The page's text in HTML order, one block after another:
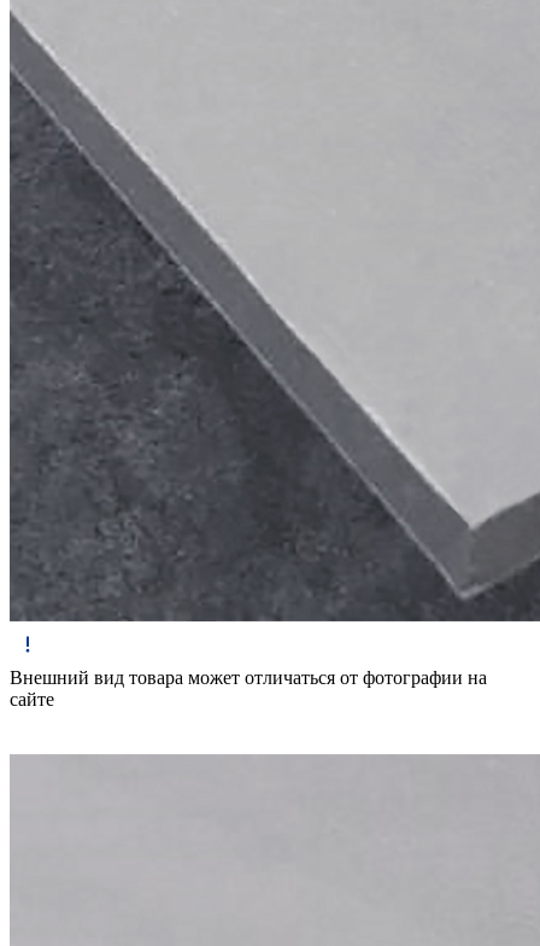
Внешний вид товара может отличаться от фотографии на
сайте